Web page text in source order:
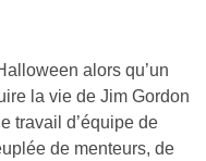
alors qu’un
la vie de Jim Gordon
travail d’équipe de
de menteurs, de